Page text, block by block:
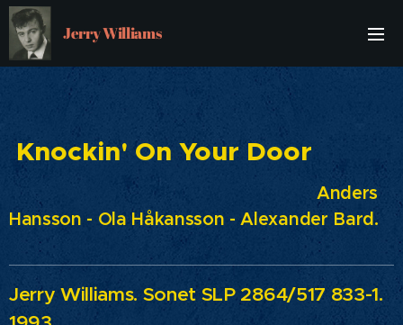
Jerry Williams
Knockin' On Your Door
Anders
Hansson - Ola Håkansson - Alexander Bard.
Jerry Williams. Sonet SLP 2864/517 833-1.